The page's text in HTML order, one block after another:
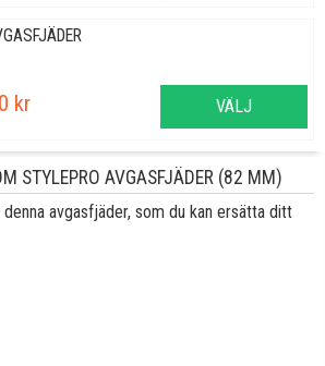
kr VÄLJ
STYLEPRO AVGASFJÄDER (82 MM)
avgasfjäder, som du kan ersätta ditt